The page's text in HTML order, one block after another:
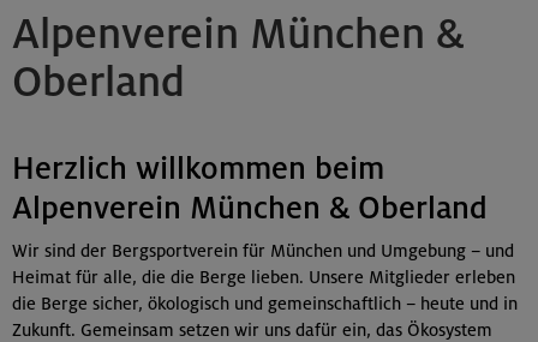
Alpenverein München &
Oberland
Herzlich willkommen beim
Alpenverein München & Oberland
Wir sind der Bergsportverein für München und Umgebung – und
Heimat für alle, die die Berge lieben. Unsere Mitglieder erleben
die Berge sicher, ökologisch und gemeinschaftlich – heute und in
Zukunft. Gemeinsam setzen wir uns dafür ein, das Ökosystem